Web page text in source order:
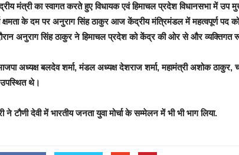
मंत्री का स्वागत करते हुए विधायक एवं हिमाचल प्रदेश विधानसभा में
के दम पर अनुराग सिंह ठाकुर आज केंद्रीय मंत्रिमंडल में महत्वपूर्ण पद
अनुराग सिंह ठाकुर ने हिमाचल प्रदेश को केंद्र की ओर से और व्यक्तिगत
अध्यक्ष बलदेव शर्मा, मंडल अध्यक्ष देशराज शर्मा, महामंत्री अशोक ठाकुर,
थे।
टौणी देवी में भारतीय जनता युवा मोर्चा के सम्मेलन में भी भी भाग लिया.